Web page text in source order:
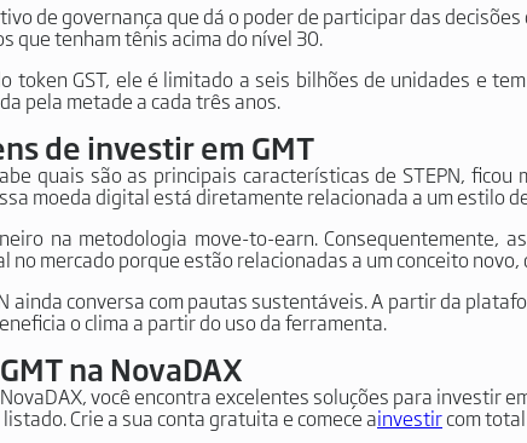
de governança que dá o poder de participar das
que tenham tênis acima do nível 30.
token GST, ele é limitado a seis bilhões de unidades e
pela metade a cada três anos.
de investir em GMT
quais são as principais características de STEPN,
moeda digital está diretamente relacionada a um estilo
na metodologia move-to-earn. Consequentemente,
no mercado porque estão relacionadas a um conceito
ainda conversa com pautas sustentáveis. A partir da
o clima a partir do uso da ferramenta.
na NovaDAX
você encontra excelentes soluções para investir
Crie a sua conta gratuita e comece ainvestircom